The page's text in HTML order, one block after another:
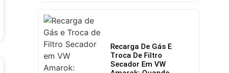
Recarga De Gás E
Troca De Filtro
Secador Em VW